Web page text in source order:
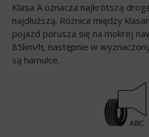
Klasa A oznacza najkrótszą
najdłuższą. Różnica między
pojazd porusza się na mokrej
85km/h, następnie w
są hamulce.